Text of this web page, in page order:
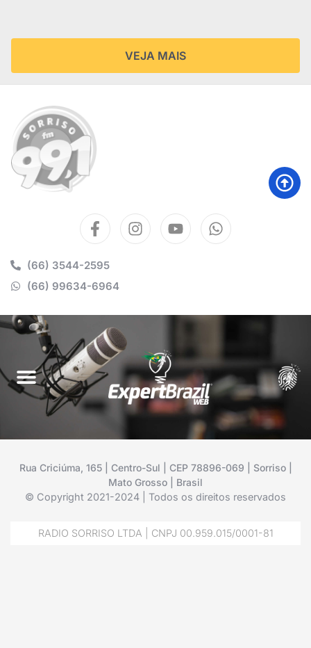
VEJA MAIS
(66) 3544-2595
(66) 99634-6964
Rua Criciúma, 165 | Centro-Sul | CEP 78896-069 | Sorriso |
Mato Grosso | Brasil
© Copyright 2021-2024 | Todos os direitos reservados
RADIO SORRISO LTDA | CNPJ 00.959.015/0001-81